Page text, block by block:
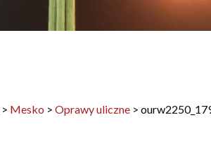
> Mesko > Oprawy uliczne >